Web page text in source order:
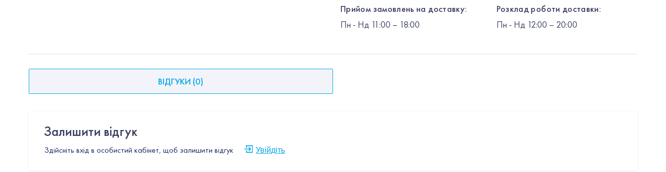
Прийом замовлень на доставку:
Пн - Нд 11:00 – 18:00
Розклад роботи доставки:
Пн - Нд 12:00 – 20:00
ВІДГУКИ (0)
Залишити відгук
Здійсніть вхід в особистий кабінет, щоб залишити відгук Увійдіть